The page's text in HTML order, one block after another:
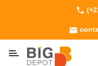
phone
email
Machines
Outillage